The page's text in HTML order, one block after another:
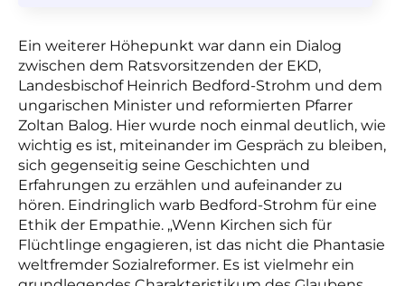
Ein weiterer Höhepunkt war dann ein Dialog
zwischen dem Ratsvorsitzenden der EKD,
Landesbischof Heinrich Bedford-Strohm und dem
ungarischen Minister und reformierten Pfarrer
Zoltan Balog. Hier wurde noch einmal deutlich, wie
wichtig es ist, miteinander im Gespräch zu bleiben,
sich gegenseitig seine Geschichten und
Erfahrungen zu erzählen und aufeinander zu
hören. Eindringlich warb Bedford-Strohm für eine
Ethik der Empathie. „Wenn Kirchen sich für
Flüchtlinge engagieren, ist das nicht die Phantasie
weltfremder Sozialreformer. Es ist vielmehr ein